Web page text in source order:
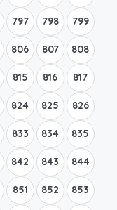
797 798 799
806 807 808
815 816 817
824 825 826
833 834 835
842 843 844
851 852 853